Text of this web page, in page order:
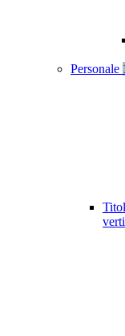
Personale